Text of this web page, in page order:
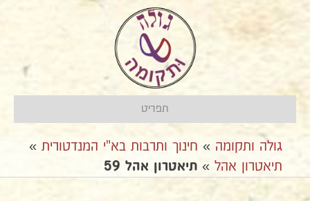
תפריט
גולה ותקומה » חינוך ותרבות בא"י המנדטורית »
תיאטרון אהל » תיאטרון אהל 59